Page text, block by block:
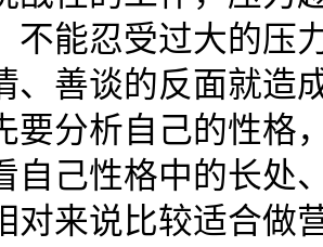
不能忍受过大的
、善谈的反面就造
分析自己的性格
自己性格中的长处
对来说比较适合做